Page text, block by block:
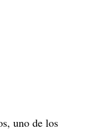
uno de los